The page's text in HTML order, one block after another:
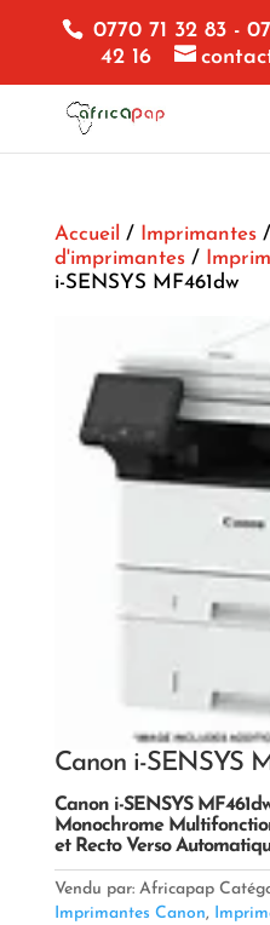
0770 71 32 83 -
42 16
Accueil / Imprimantes/
d'imprimantes/
i-SENSYS MF461dw
Canon i-SENSYS
Canon i-SENSYS
Monochrome
et Recto Verso
Vendu par: Africapap
Imprimantes Canon,